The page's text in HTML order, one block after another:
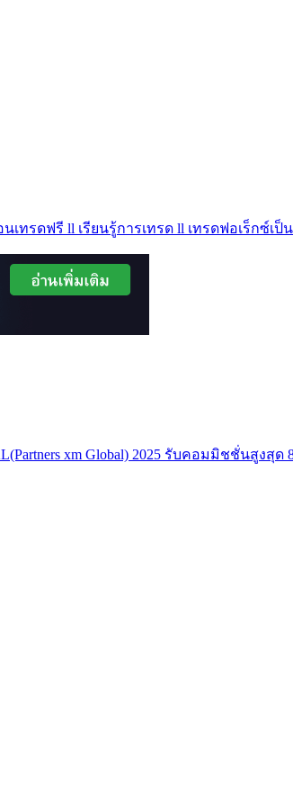
เทรดฟรี ll เรียนรู้การเทรด ll เทรดฟอเร็กซ์เป็
xm Global) 2025 รับคอมมิชชั่นสูงสุด